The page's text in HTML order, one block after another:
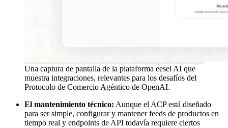
Una captura de pantalla de la plataforma eesel AI que
muestra integraciones, relevantes para los desafíos del
Protocolo de Comercio Agéntico de OpenAI.
El mantenimiento técnico: Aunque el ACP está diseñado
para ser simple, configurar y mantener feeds de productos en
tiempo real y endpoints de API todavía requiere ciertos